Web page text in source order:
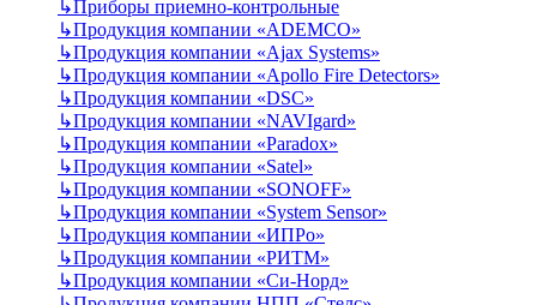
↳Приборы приемно-контрольные
↳Продукция компании «ADEMCO»
↳Продукция компании «Ajax Systems»
↳Продукция компании «Apollo Fire Detectors»
↳Продукция компании «DSC»
↳Продукция компании «NAVIgard»
↳Продукция компании «Paradox»
↳Продукция компании «Satel»
↳Продукция компании «SONOFF»
↳Продукция компании «System Sensor»
↳Продукция компании «ИПРо»
↳Продукция компании «РИТМ»
↳Продукция компании «Си-Норд»